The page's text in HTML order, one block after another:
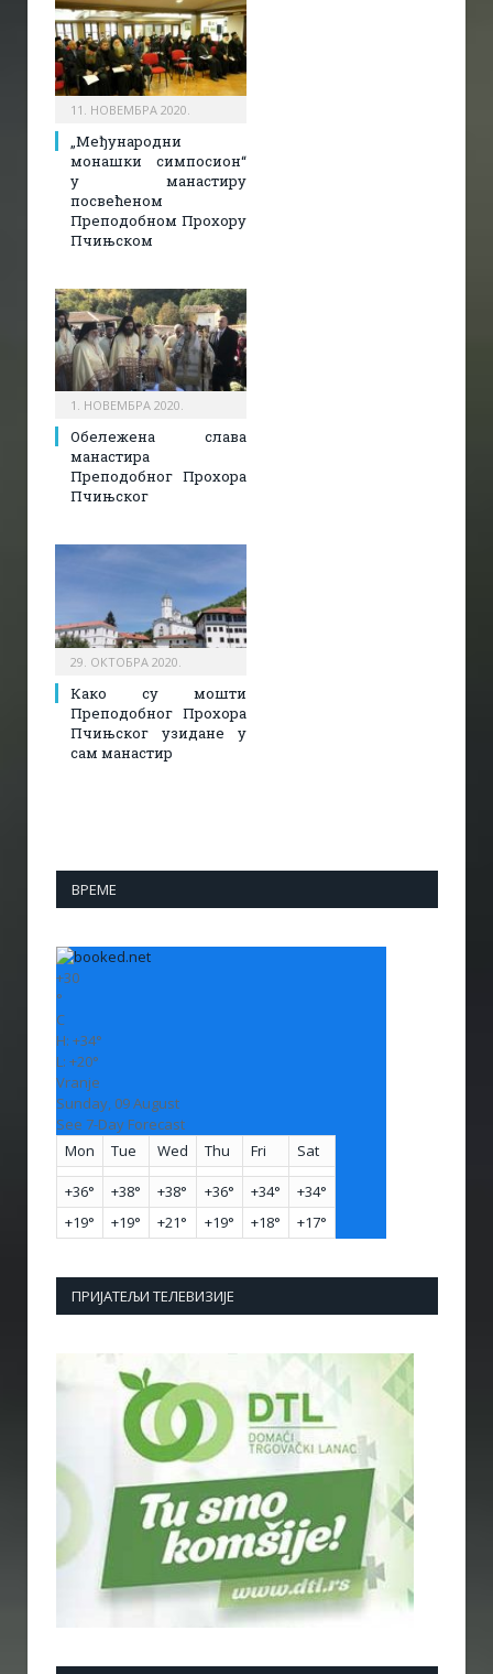
11. НОВЕМБРА 2020.
„Међународни
монашки симпосион“
у манастиру
посвећеном
Преподобном Прохору
Пчињском
1. НОВЕМБРА 2020.
Обележена слава
манастира
Преподобног Прохора
Пчињског
29. ОКТОБРА 2020.
Како су мошти
Преподобног Прохора
Пчињског узидане у
сам манастир
ВРЕМЕ
+30
°
C
H: +34°
L: +20°
Vranje
Sunday, 09 August
See 7-Day Forecast
Mon
Tue Wed Thu Fri Sat
+36° +38° +38° +36° +34° +34°
+19° +19° +21° +19° +18° +17°
ПРИЈАТЕЉИ ТЕЛЕВИЗИЈЕ